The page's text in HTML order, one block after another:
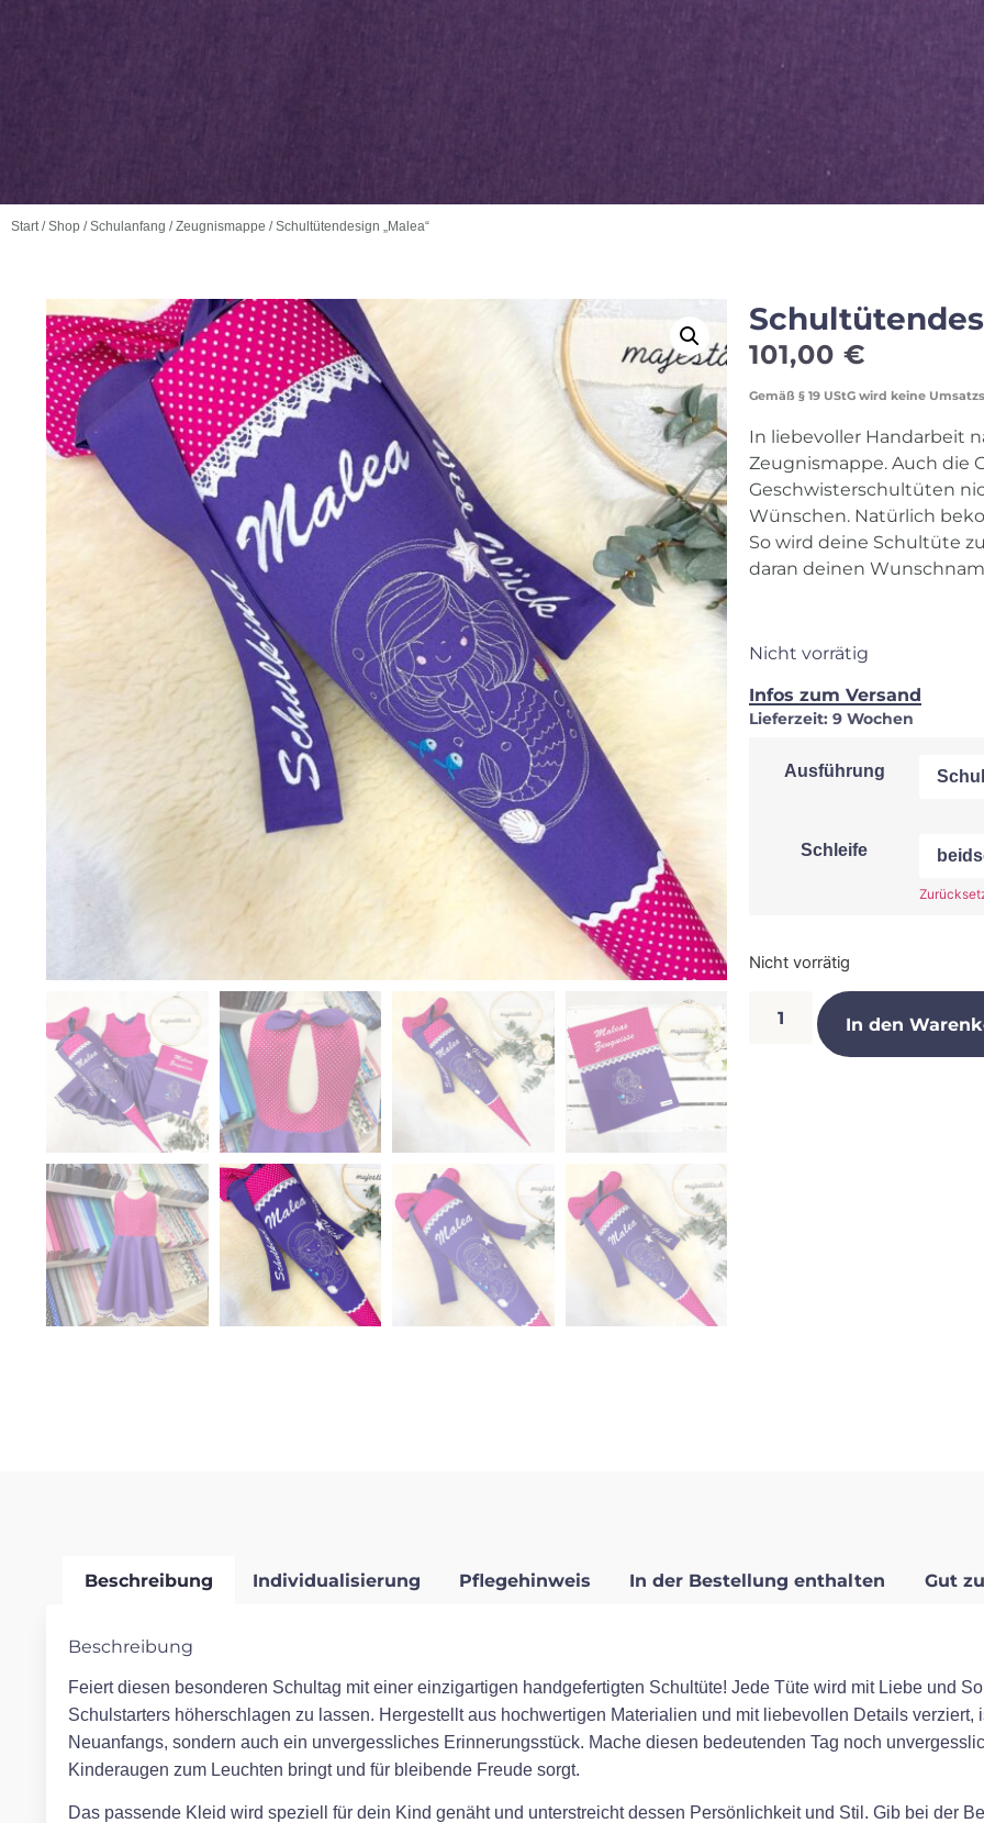
Start /Shop /Schulanfang /Zeugnismappe / Schultütendesign „Malea“
101,00 €
Gemäß § 19 UStG wird keine
In liebevoller Handarbeit
Zeugnismappe. Auch die
Geschwisterschultüten
Wünschen. Natürlich
So wird deine Schultüte
daran deinen
Nicht vorrätig
Infos zum Versand
Lieferzeit: 9 Wochen
Ausführung
Schleife
Nicht vorrätig
In den
Beschreibung Individualisierung Pflegehinweis In der Bestellung enthalten Gut
Beschreibung
Feiert diesen besonderen Schultag mit einer einzigartigen handgefertigten Schultüte! Jede Tüte wird mit Liebe und
Schulstarters höherschlagen zu lassen. Hergestellt aus hochwertigen Materialien und mit liebevollen Details
Neuanfangs, sondern auch ein unvergessliches Erinnerungsstück. Mache diesen bedeutenden Tag noch
Kinderaugen zum Leuchten bringt und für bleibende Freude sorgt.
Das passende Kleid wird speziell für dein Kind genäht und unterstreicht dessen Persönlichkeit und Stil. Gib bei der